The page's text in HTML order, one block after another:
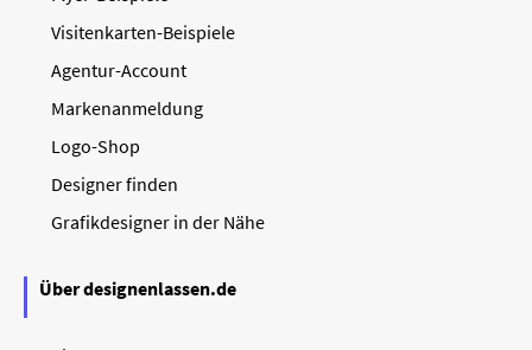
Visitenkarten-Beispiele
Agentur-Account
Markenanmeldung
Logo-Shop
Designer finden
Grafikdesigner in der Nähe
Über designenlassen.de